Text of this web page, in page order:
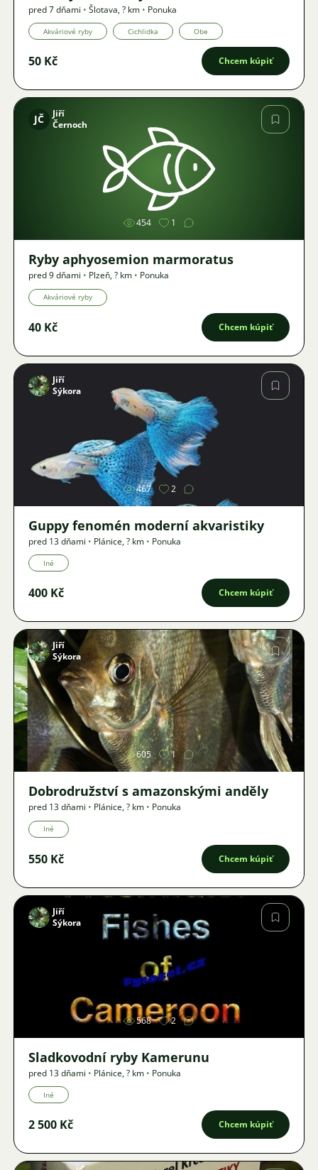
pred 7 dňami • Šlotava,? km • Ponuka
Akváriové ryby Cichlidka Obe
50 Kč Chcem kúpiť
Obrázok
JČ
Jiří
Černoch
454 1
Ryby aphyosemion marmoratus
pred 9 dňami • Plzeň,? km • Ponuka
Akváriové ryby
40 Kč Chcem kúpiť
Obrázok
Jiří
Sýkora
467 2
Guppy fenomén moderní akvaristiky
pred 13 dňami • Plánice,? km • Ponuka
Iné
400 Kč Chcem kúpiť
Obrázok
Jiří
Sýkora
605 1
Dobrodružství s amazonskými anděly
pred 13 dňami • Plánice,? km • Ponuka
Iné
550 Kč Chcem kúpiť
Obrázok
Jiří
Sýkora
568 2
Sladkovodní ryby Kamerunu
pred 13 dňami • Plánice,? km • Ponuka
Iné
2 500 Kč Chcem kúpiť